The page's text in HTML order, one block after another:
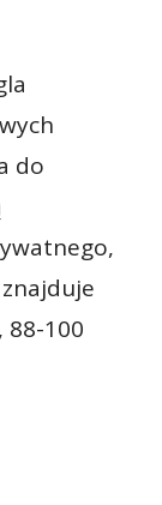
do
88-100